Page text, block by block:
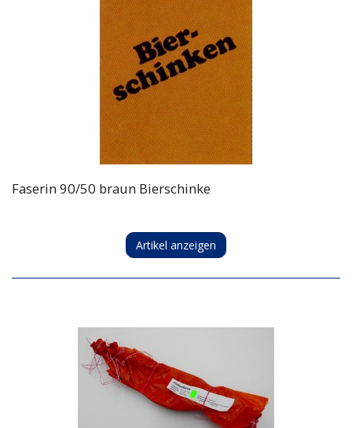
Faserin 90/50 braun Bierschinke
Artikel anzeigen